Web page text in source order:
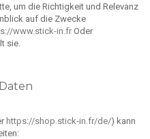
um die Richtigkeit und Relevanz
auf die Zwecke
www.stick-in.fr Oder
sie.
https://shop.stick-in.fr/de/) kann